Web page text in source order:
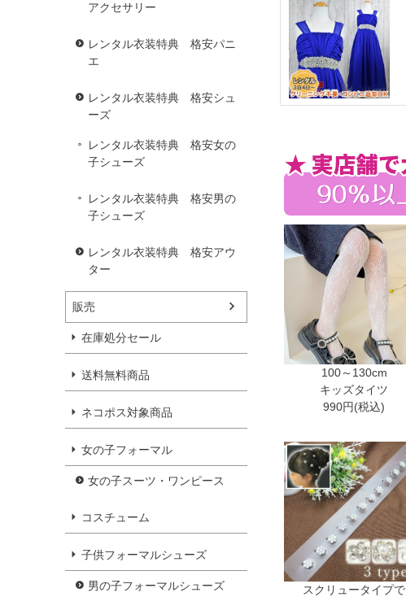
アクセサリー
レンタル衣装特典 格安パニ
エ
レンタル衣装特典 格安シュ
ーズ
レンタル衣装特典 格安女の
子シューズ
レンタル衣装特典 格安男の
子シューズ
レンタル衣装特典 格安アウ
ター
販売
在庫処分セール
送料無料商品
ネコポス対象商品
女の子フォーマル
女の子スーツ・ワンピース
コスチューム
子供フォーマルシューズ
男の子フォーマルシューズ
100～130cm
キッズタイツ
990円(税込)
スクリュータイプで